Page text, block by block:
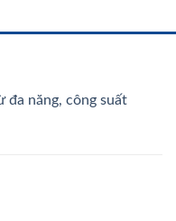
đa năng, công suất